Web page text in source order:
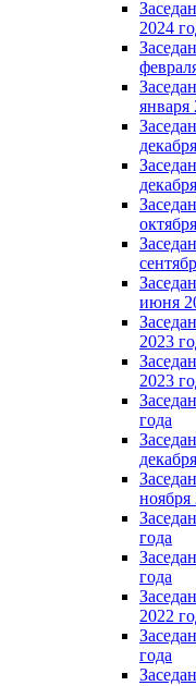
2024
января
июня
2023
2023
года
ноября
года
года
2022
года